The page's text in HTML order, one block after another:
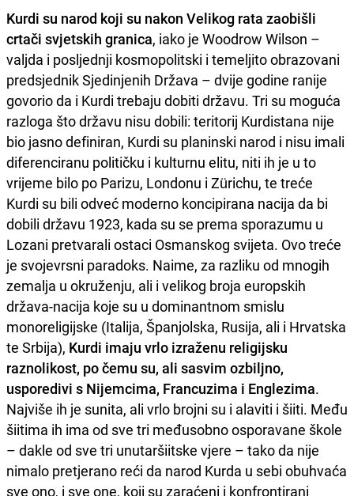
Kurdi su narod koji su nakon Velikog rata zaobišli
crtači svjetskih granica, iako je Woodrow Wilson –
valjda i posljednji kosmopolitski i temeljito obrazovani
predsjednik Sjedinjenih Država – dvije godine ranije
govorio da i Kurdi trebaju dobiti državu. Tri su moguća
razloga što državu nisu dobili: teritorij Kurdistana nije
bio jasno definiran, Kurdi su planinski narod i nisu imali
diferenciranu političku i kulturnu elitu, niti ih je u to
vrijeme bilo po Parizu, Londonu i Zürichu, te treće
Kurdi su bili odveć moderno koncipirana nacija da bi
dobili državu 1923, kada su se prema sporazumu u
Lozani pretvarali ostaci Osmanskog svijeta. Ovo treće
je svojevrsni paradoks. Naime, za razliku od mnogih
zemalja u okruženju, ali i velikog broja europskih
država-nacija koje su u dominantnom smislu
monoreligijske (Italija, Španjolska, Rusija, ali i Hrvatska
te Srbija), Kurdi imaju vrlo izraženu religijsku
raznolikost, po čemu su, ali sasvim ozbiljno,
usporedivi s Nijemcima, Francuzima i Englezima.
Najviše ih je sunita, ali vrlo brojni su i alaviti i šiiti. Među
šiitima ih ima od sve tri međusobno osporavane škole
– dakle od sve tri unutaršiitske vjere – tako da nije
nimalo pretjerano reći da narod Kurda u sebi obuhvaća
sve ono, i sve one, koji su zaraćeni i konfrontirani